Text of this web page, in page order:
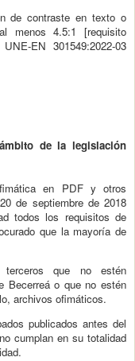
de contraste en texto o
menos 4.5:1 [requisito
EN 301549:2022-03
de la legislación
en PDF y otros
de septiembre de 2018
todos los requisitos de
que la mayoría de
terceros que no estén
Becerreá o que no estén
archivos ofimáticos.
publicados antes del
cumplan en su totalidad